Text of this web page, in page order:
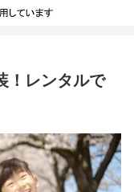
！レンタルで